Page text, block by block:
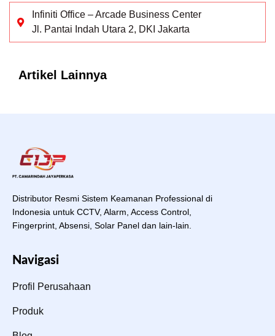
Infiniti Office – Arcade Business Center
Jl. Pantai Indah Utara 2, DKI Jakarta
Artikel Lainnya
Distributor Resmi Sistem Keamanan Professional di
Indonesia untuk CCTV, Alarm, Access Control,
Fingerprint, Absensi, Solar Panel dan lain-lain.
Navigasi
Profil Perusahaan
Produk